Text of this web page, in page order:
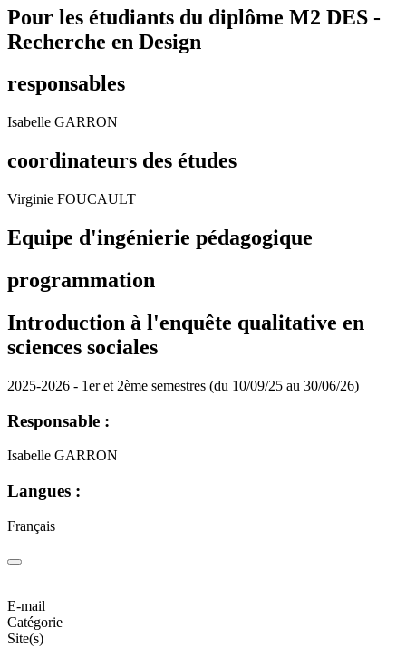
Pour les étudiants du diplôme M2 DES -
Recherche en Design
responsables
Isabelle GARRON
coordinateurs des études
Virginie FOUCAULT
Equipe d'ingénierie pédagogique
programmation
Introduction à l'enquête qualitative en
sciences sociales
2025-2026 - 1er et 2ème semestres (du 10/09/25 au 30/06/26)
Responsable :
Isabelle GARRON
Langues :
Français
E-mail
Catégorie
Site(s)